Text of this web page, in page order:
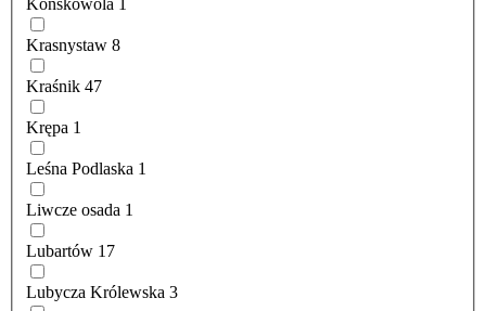
Końskowola 1
Krasnystaw 8
Kraśnik 47
Krępa 1
Leśna Podlaska 1
Liwcze osada 1
Lubartów 17
Lubycza Królewska 3